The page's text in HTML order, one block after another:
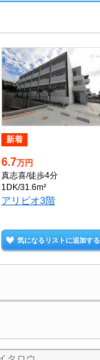
新着
6.7万円
真志喜/徒歩4分
1DK/31.6m²
アリビオ3階
気になるリストに追加する